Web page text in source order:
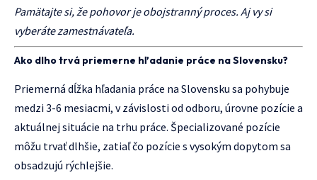
Pamätajte si, že pohovor je obojstranný proces. Aj vy si
vyberáte zamestnávateľa.
Ako dlho trvá priemerne hľadanie práce na Slovensku?
Priemerná dĺžka hľadania práce na Slovensku sa pohybuje
medzi 3-6 mesiacmi, v závislosti od odboru, úrovne pozície a
aktuálnej situácie na trhu práce. Špecializované pozície
môžu trvať dlhšie, zatiaľ čo pozície s vysokým dopytom sa
obsadzujú rýchlejšie.